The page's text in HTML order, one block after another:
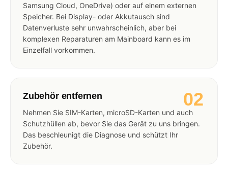
Samsung Cloud, OneDrive) oder auf einem externen
Speicher. Bei Display- oder Akkutausch sind
Datenverluste sehr unwahrscheinlich, aber bei
komplexen Reparaturen am Mainboard kann es im
Einzelfall vorkommen.
02
Zubehör entfernen
Nehmen Sie SIM-Karten, microSD-Karten und auch
Schutzhüllen ab, bevor Sie das Gerät zu uns bringen.
Das beschleunigt die Diagnose und schützt Ihr
Zubehör.